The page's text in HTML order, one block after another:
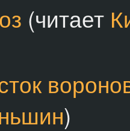
(читает
)